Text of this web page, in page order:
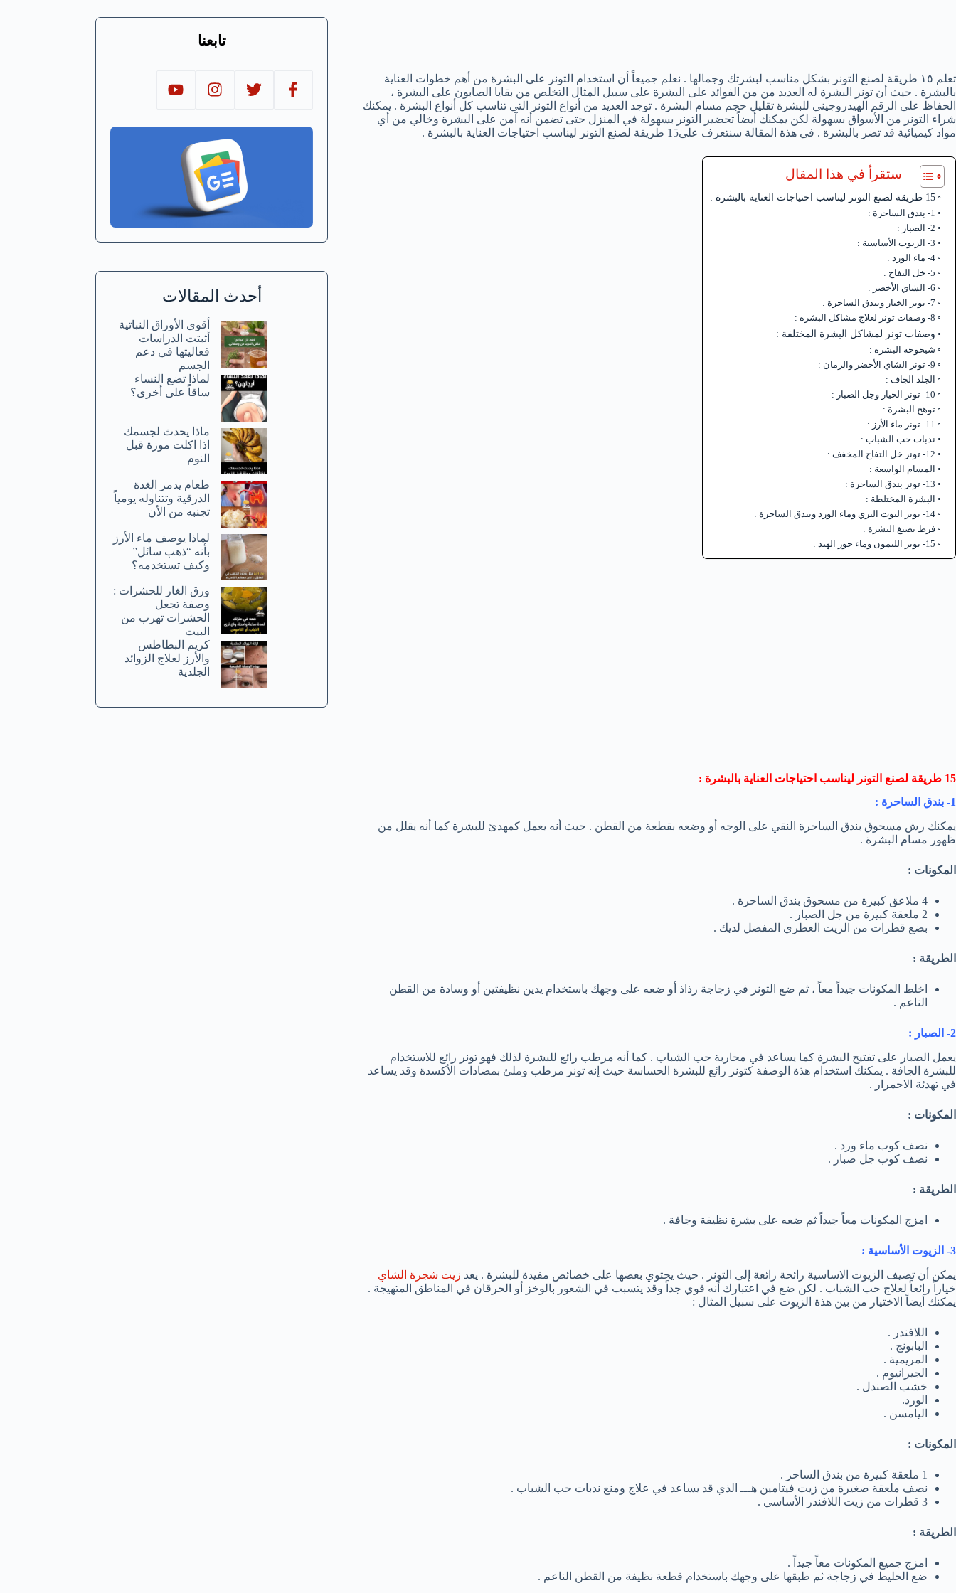
تعلم ١٥ طريقة لصنع التونر بشكل مناسب لبشرتك وجمالها . نعلم جميعاً أن استخدام التونر على البشرة من أهم خطوات العناية
بالبشرة . حيث أن تونر البشرة له العديد من من الفوائد على البشرة على سبيل المثال التخلص من بقايا الصابون على البشرة ،
الحفاظ على الرقم الهيدروجيني للبشرة تقليل حجم مسام البشرة . توجد العديد من أنواع التونر التي تناسب كل أنواع البشرة . يمكنك
شراء التونر من الأسواق بسهولة لكن يمكنك أيضاً تحضير التونر بسهولة في المنزل حتى تضمن أنه آمن على البشرة وخالي من أي
مواد كيميائية قد تضر بالبشرة . في هذة المقالة سنتعرف على15 طريقة لصنع التونر ليناسب احتياجات العناية بالبشرة .
ستقرأ في هذا المقال
15 طريقة لصنع التونر ليناسب احتياجات العناية بالبشرة :
1- بندق الساحرة :
2- الصبار :
3- الزيوت الأساسية :
4- ماء الورد :
5- خل التفاح :
6- الشاي الأخضر :
7- تونر الخيار وبندق الساحرة :
8- وصفات تونر لعلاج مشاكل البشرة :
وصفات تونر لمشاكل البشرة المختلفة :
شيخوخة البشرة :
9- تونر الشاي الأخضر والرمان :
الجلد الجاف :
10- تونر الخيار وجل الصبار :
توهج البشرة :
11- تونر ماء الأرز :
ندبات حب الشباب :
12- تونر خل التفاح المخفف :
المسام الواسعة :
13- تونر بندق الساحرة :
البشرة المختلطة :
14- تونر التوت البري وماء الورد وبندق الساحرة :
فرط تصبغ البشرة :
15- تونر الليمون وماء جوز الهند :
15 طريقة لصنع التونر ليناسب احتياجات العناية بالبشرة :
1- بندق الساحرة :
يمكنك رش مسحوق بندق الساحرة النقي على الوجه أو وضعه بقطعة من القطن . حيث أنه يعمل كمهدئ للبشرة كما أنه يقلل من
ظهور مسام البشرة .
المكونات :
4 ملاعق كبيرة من مسحوق بندق الساحرة .
2 ملعقة كبيرة من جل الصبار .
بضع قطرات من الزيت العطري المفضل لديك .
الطريقة :
اخلط المكونات جيداً معاً ، ثم ضع التونر في زجاجة رذاذ أو ضعه على وجهك باستخدام يدين نظيفتين أو وسادة من القطن
الناعم .
2- الصبار :
يعمل الصبار على تفتيح البشرة كما يساعد في محاربة حب الشباب . كما أنه مرطب رائع للبشرة لذلك فهو تونر رائع للاستخدام
للبشرة الجافة . يمكنك استخدام هذة الوصفة كتونر رائع للبشرة الحساسة حيث إنه تونر مرطب وملئ بمضادات الأكسدة وقد يساعد
في تهدئة الاحمرار .
المكونات :
نصف كوب ماء ورد .
نصف كوب جل صبار .
الطريقة :
امزج المكونات معاً جيداً ثم ضعه على بشرة نظيفة وجافة .
3- الزيوت الأساسية :
يمكن أن تضيف الزيوت الاساسية رائحة رائعة إلى التونر . حيث يحتوي بعضها على خصائص مفيدة للبشرة . يعد زيت شجرة الشاي
خياراً رائعاً لعلاج حب الشباب . لكن ضع في اعتبارك أنه قوي جداً وقد يتسبب في الشعور بالوخز أو الحرقان في المناطق المتهيجة .
يمكنك أيضاً الاختيار من بين هذة الزيوت على سبيل المثال :
اللافندر .
البابونج .
المريمية .
الجيرانيوم .
خشب الصندل .
الورد.
اليامسن .
المكونات :
1 ملعقة كبيرة من بندق الساحر .
نصف ملعقة صغيرة من زيت فيتامين هـــ الذي قد يساعد في علاج ومنع ندبات حب الشباب .
3 قطرات من زيت اللافندر الأساسي .
الطريقة :
امزج جميع المكونات معاً جيداً .
ضع الخليط في زجاجة ثم طبقها على وجهك باستخدام قطعة نظيفة من القطن الناعم .
تابعنا
أحدث المقالات
أقوى الأوراق النباتية
أثبتت الدراسات
فعاليتها في دعم
الجسم
لماذا تضع النساء
ساقاً على أخرى؟
ماذا يحدث لجسمك
اذا اكلت موزة قبل
النوم
طعام يدمر الغدة
الدرقية وتتناوله يومياً
تجنبه من الأن
لماذا يوصف ماء الأرز
بأنه “ذهب سائل”
وكيف تستخدمه؟
ورق الغار للحشرات :
وصفة تجعل
الحشرات تهرب من
البيت
كريم البطاطس
والأرز لعلاج الزوائد
الجلدية